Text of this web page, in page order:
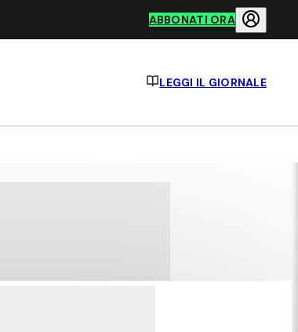
ABBONATI ORA
LEGGI IL GIORNALE